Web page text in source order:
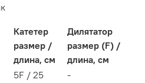
Катетер
размер /
длина, см
Дилятатор
размер (F) /
длина, см
5F / 25
-